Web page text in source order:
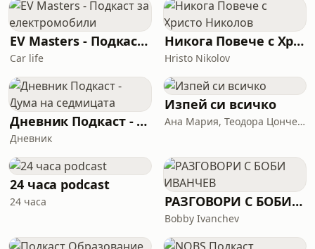
промени често се раждат под
натиска на екзистенциален страх и
недостиг на време. Там, къдет
EV Masters - Подкаст за електромобили
Car life
Никога Повече с Христо Николов
Hristo Nikolov
Дневник Подкаст - Дума на седмицата
Дневник
Изпей си всичко
Ана Мария, Теодора Цончева
24 часа podcast
24 часа РАЗГОВОРИ С БОБИ ИВАНЧЕВ
Bobby Ivanchev